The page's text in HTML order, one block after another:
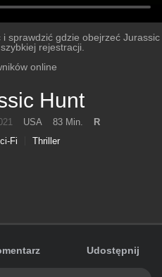
sprawdzić gdzie obejrzeć Jurassic
rejestracji.
online
Hunt
USA 83 Min.
R
Fi Thriller
Udostępnij